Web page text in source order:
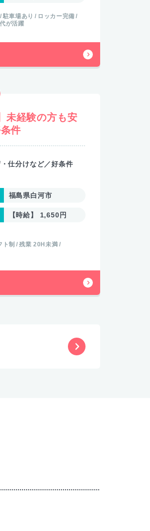
駐車場あり
ロッカー完備
が活躍
未経験の方も安
件
仕分けなど／好条件
福島県白河市
【時給】 1,650円
ト制
残業 20H未満